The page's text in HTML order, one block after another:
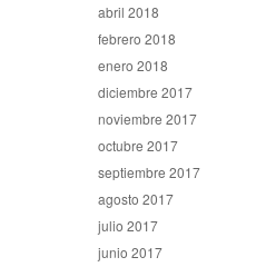
abril 2018
febrero 2018
enero 2018
diciembre 2017
noviembre 2017
octubre 2017
septiembre 2017
agosto 2017
julio 2017
junio 2017